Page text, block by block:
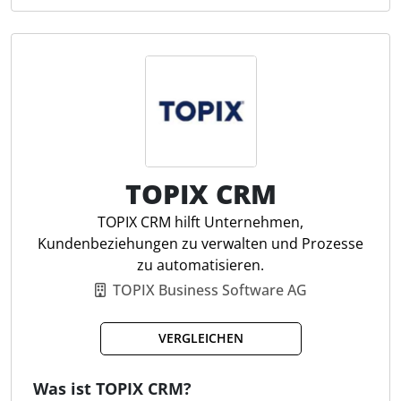
können Nutzer Berichte zur Umsatzprognose
erstellen, Leads segmentieren und Aktivitäten wie E-
Mails oder Anrufe zentral verwalten. Für
Organisation von Vertriebsprozessen und fördert
eine zielgerichtete Kommunikation mit Kunden.
CRM-Workflows
Aktivitäts- und Zielverwaltung
Marketplace-Integrationen
Sales-Pipeline Analysen
Umsatzmanagement-Software
Projektmanagement
Lead-Generierung
Webbesucher tracken
Dokumentenverwaltung
TOPIX CRM
TOPIX CRM hilft Unternehmen,
Kundenbeziehungen zu verwalten und Prozesse
zu automatisieren.
TOPIX Business Software AG
VERGLEICHEN
Was ist TOPIX CRM?